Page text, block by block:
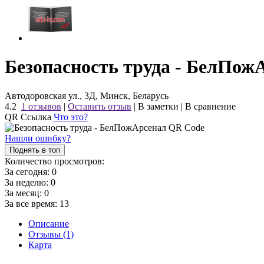
Безопасность труда -
Автодоровская ул., 3Д, Минск, Беларусь
4.2 1 отзывов | Оставить отзыв | В заметки | В сравнение
QR Ссылка Что это?
Нашли ошибку?
Поднять в топ
Количество просмотров:
За сегодня: 0
За неделю: 0
За месяц: 0
За все время: 13
Описание
Отзывы (1)
Карта